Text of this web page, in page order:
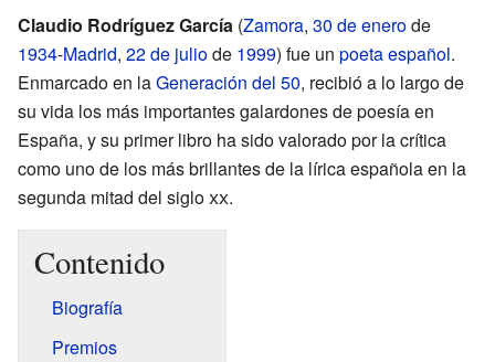
Claudio Rodríguez García (Zamora, 30 de enerode
1934-Madrid, 22 de juliode 1999) fue un poetaespañol.
Enmarcado en laGeneración del 50, recibió a lo largo de
su vida los más importantes galardones de poesía en
España, y su primer libro ha sido valorado por la crítica
como uno de los más brillantes de la lírica española en la
segunda mitad del sigloxx.
Contenido
Biografía
Premios